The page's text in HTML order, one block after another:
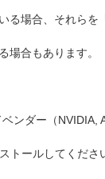
る場合、それらを
場合もあります。
ンダー（NVIDIA,
トールしてくださ